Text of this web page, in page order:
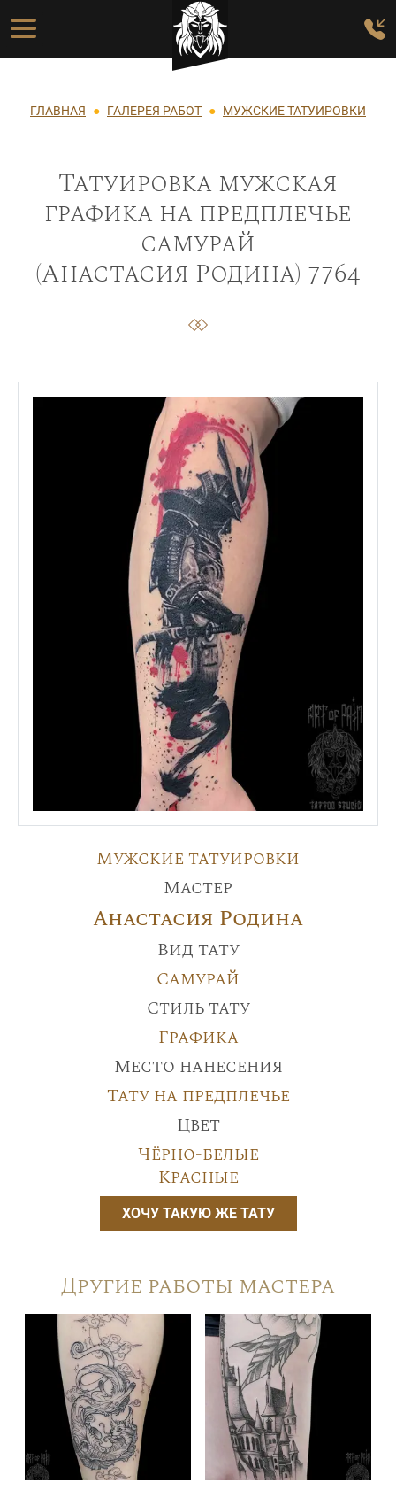
Перейти к основному содержанию
Основная навигация
Строка навигации
ГЛАВНАЯ ГАЛЕРЕЯ РАБОТ МУЖСКИЕ ТАТУИРОВКИ
Татуировка мужская
графика на предплечье
самурай
(Анастасия Родина) 7764
Мужские татуировки
Мастер
Анастасия Родина
Вид тату
Самурай
Стиль тату
Графика
Место нанесения
Тату на предплечье
Цвет
Чёрно-белые
Красные
ХОЧУ ТАКУЮ ЖЕ ТАТУ
Другие работы мастера